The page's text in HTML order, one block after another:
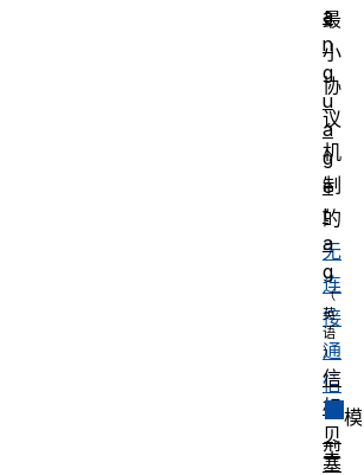
最
小
协
议
机
制
的
无
连
接
通
信
模
型
a
n
g
u
a
g
e
t
a
g
信
标
贝
塞